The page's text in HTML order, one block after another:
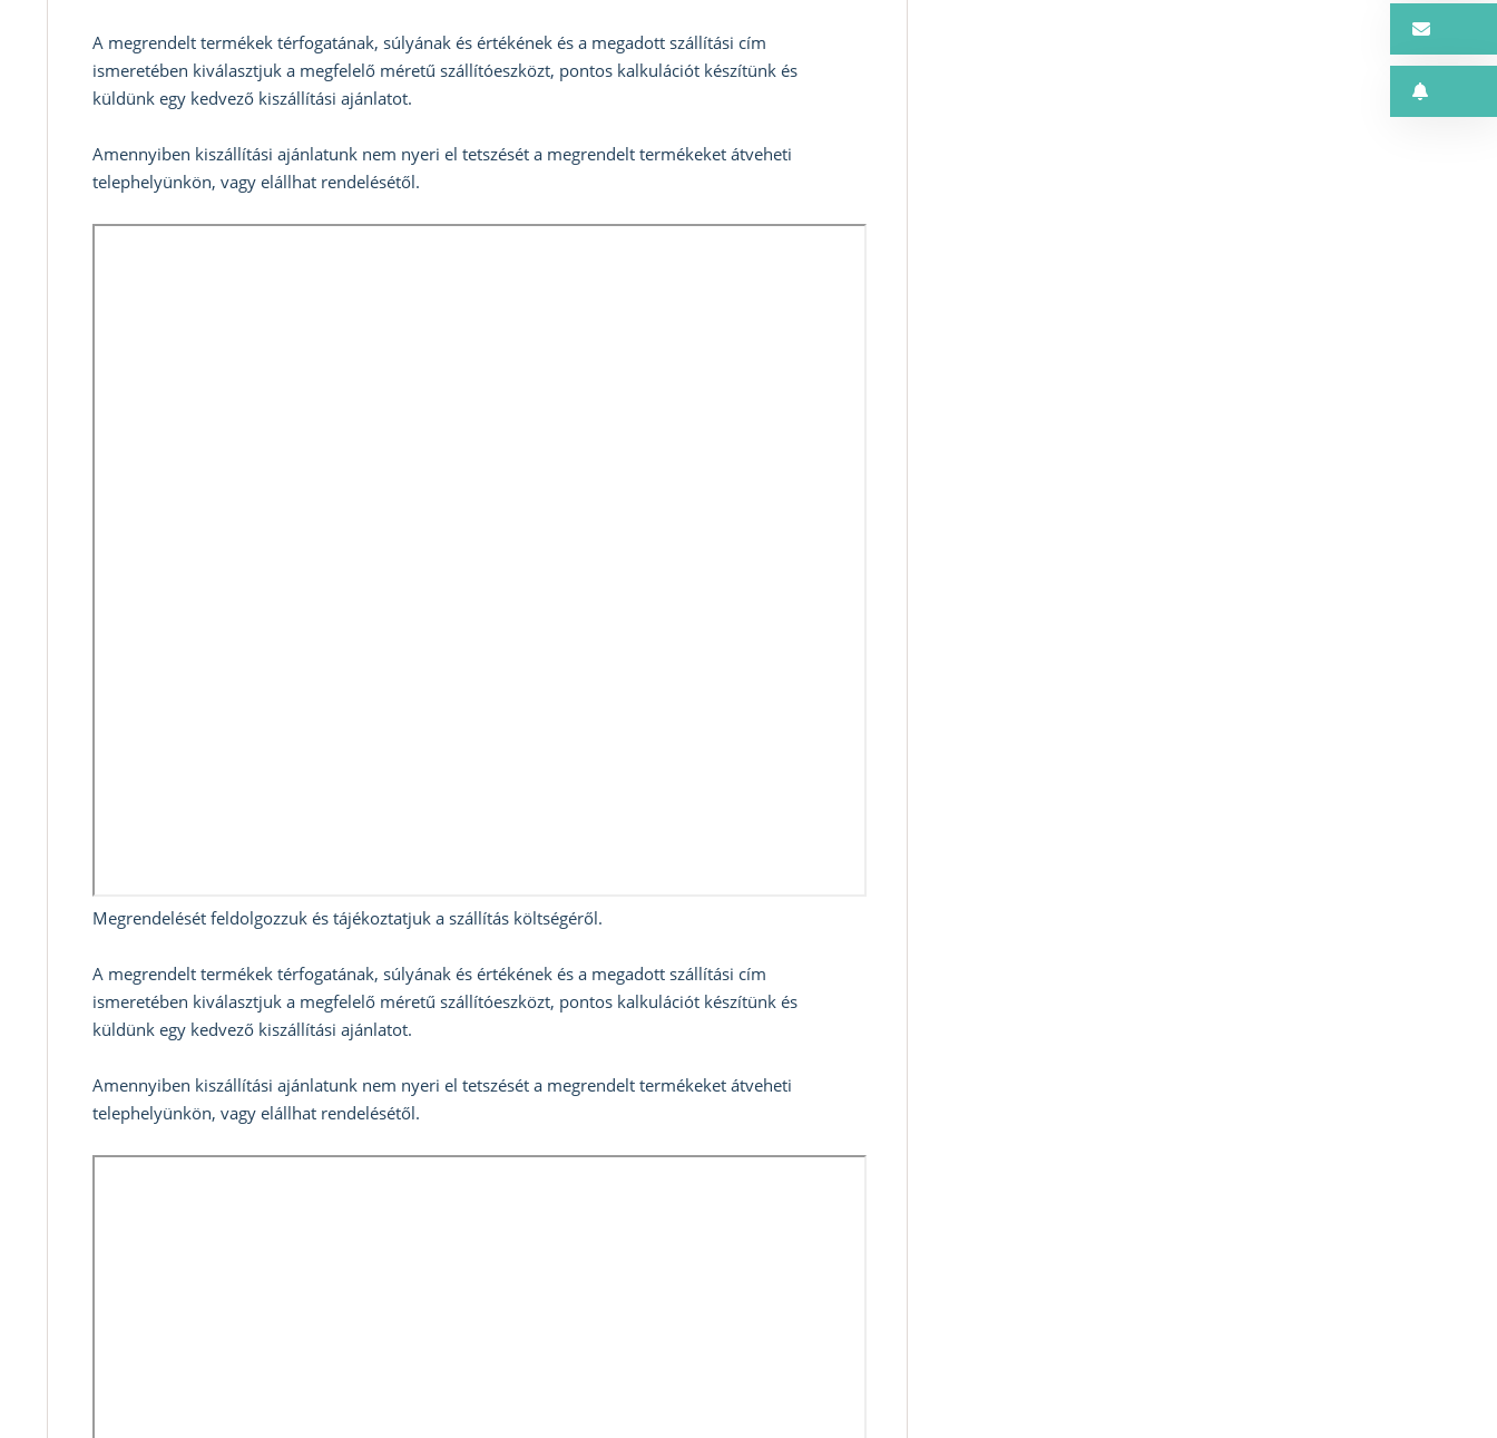
A megrendelt termékek térfogatának, súlyának és értékének és a megadott szállítási cím
ismeretében kiválasztjuk a megfelelő méretű szállítóeszközt, pontos kalkulációt készítünk és
küldünk egy kedvező kiszállítási ajánlatot.
Amennyiben kiszállítási ajánlatunk nem nyeri el tetszését a megrendelt termékeket átveheti
telephelyünkön, vagy elállhat rendelésétől.
Megrendelését feldolgozzuk és tájékoztatjuk a szállítás költségéről.
A megrendelt termékek térfogatának, súlyának és értékének és a megadott szállítási cím
ismeretében kiválasztjuk a megfelelő méretű szállítóeszközt, pontos kalkulációt készítünk és
küldünk egy kedvező kiszállítási ajánlatot.
Amennyiben kiszállítási ajánlatunk nem nyeri el tetszését a megrendelt termékeket átveheti
telephelyünkön, vagy elállhat rendelésétől.